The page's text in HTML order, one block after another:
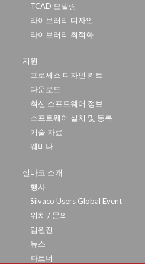
TCAD 모델링
라이브러리 디자인
라이브러리 최적화
지원
프로세스 디자인 키트
다운로드
최신 소프트웨어 정보
소프트웨어 설치 및 등록
기술 자료
웨비나
실바코 소개
행사
Silvaco Users Global Event
위치 / 문의
임원진
뉴스
파트너